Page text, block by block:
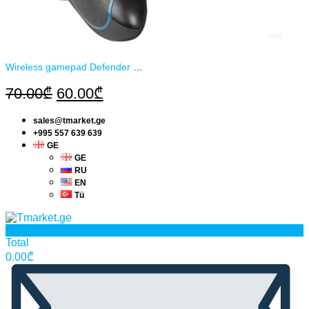
70.00₾ Original
was:
70.00₾.
60.00₾Current
is:
sales@tmarket.ge
+995 557 639 639
GE
GE
RU
EN
Tü
Total
0.00₾